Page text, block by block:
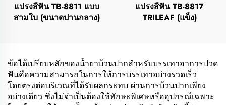
แปรงสีฟัน TB-8811 แบบ
สามใบ (ขนาดปานกลาง)
แปรงสีฟัน TB-8817
TRILEAF (แข็ง)
ข้อได้เปรียบหลักของน้ำยาบ้วนปากสำหรับบรรเทาอาการปวด
ฟันคือความสามารถในการให้การบรรเทาอย่างรวดเร็ว
โดยตรงต่อบริเวณที่ได้รับผลกระทบ ผ่านการบ้วนปากเพียง
อย่างเดียว ซึ่งไม่จำเป็นต้องใช้ทักษะพิเศษหรืออุปกรณ์เฉพาะ